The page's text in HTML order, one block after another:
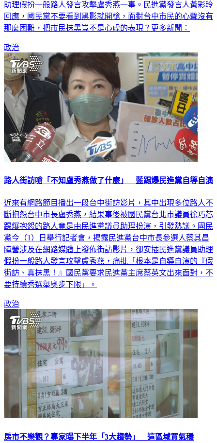
助理假扮一般路人發言攻擊盧秀燕一事。民進黨發言人黃彩玲
回應，國民黨不要看到黑影就開槍，面對台中市民的心聲沒有
那麼困難，把市民抹黑豈不是心虛的表現？更多新聞：
政治
路人街訪嗆「不知盧秀燕做了什麼」 藍踢爆民進黨自導自演
近來有網路節目播出一段台中街訪影片，其中出現多位路人不
斷抱怨台中市長盧秀燕，結果事後被國民黨台北市議員徐巧芯
踢爆抱怨的路人竟是由民進黨議員助理扮演，引發熱議。國民
黨今（1）日舉行記者會，揭露民進黨台中市長參選人蔡其昌
陣營涉及在網路媒體上發佈街訪影片，卻安插民進黨議員助理
假扮一般路人發言攻擊盧秀燕，痛批「根本是自導自演的『假
街訪、真抹黑！』國民黨要求民進黨主席蔡英文出來面對，不
要持續秀選舉奧步下限」。
政治
房市不樂觀？專家曝下半年「3大趨勢」 這區域買氣穩